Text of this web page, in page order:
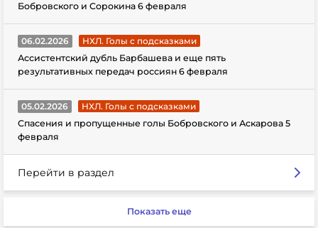
Бобровского и Сорокина 6 февраля
06.02.2026
НХЛ. Голы с подсказками
Ассистентский дубль Барбашева и еще пять
результативных передач россиян 6 февраля
05.02.2026
НХЛ. Голы с подсказками
Спасения и пропущенные голы Бобровского и Аскарова 5
февраля
Перейти в раздел
Показать еще